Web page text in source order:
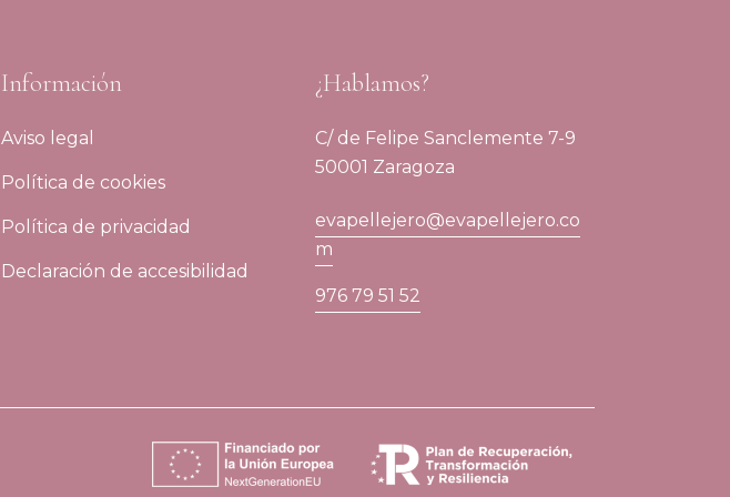
Información
Aviso legal
Política de cookies
Política de privacidad
Declaración de accesibilidad
¿Hablamos?
C/ de Felipe Sanclemente 7-9
50001 Zaragoza
evapellejero@evapellejero.co
m
976 79 51 52